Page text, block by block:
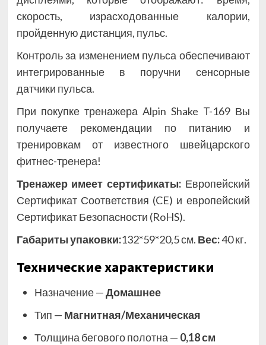
скорость, израсходованные калории,
пройденную дистанция, пульс.
Контроль за изменением пульса обеспечивают
интегрированные в поручни сенсорные
датчики пульса.
При покупке тренажера Alpin Shake T-169 Вы
получаете рекомендации по питанию и
тренировкам от известного швейцарского
фитнес-тренера!
Тренажер имеет сертификаты:Европейский
Сертификат Соответствия (CE) и европейский
Сертификат Безопасности (RoHS).
Габариты упаковки:132*59*20,5 см. Вес:40 кг.
Технические характеристики
Назначение —Домашнее
Тип — Магнитная/Механическая
Толщина бегового полотна — 0,18 см